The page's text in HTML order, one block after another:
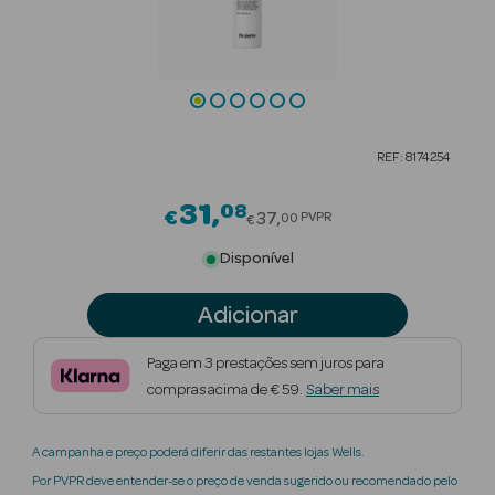
Beauty Season
Beauty Season
Beauty Season
Beauty Season
REF: 8174254
€31 08Price reduced from
€37 00 PVPR
Disponível
Adicionar
Paga em 3 prestações sem juros para
compras acima de € 59. Saber mais
A campanha e preço poderá diferir das restantes lojas Wells.
Por PVPR deve entender-se o preço de venda sugerido ou recomendado pelo